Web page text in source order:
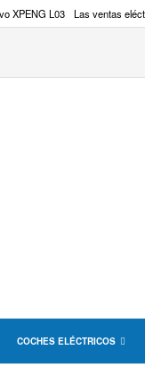
XPENG L03 Las ventas
COCHES ELÉCTRICOS